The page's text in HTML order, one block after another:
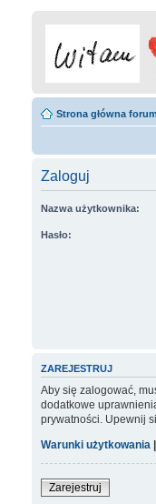
Strona główna forum
Zaloguj
Nazwa użytkownika:
Hasło:
ZAREJESTRUJ
Aby się zalogować,
dodatkowe
prywatności. Upewnij
Warunki użytkowania |
Zarejestruj